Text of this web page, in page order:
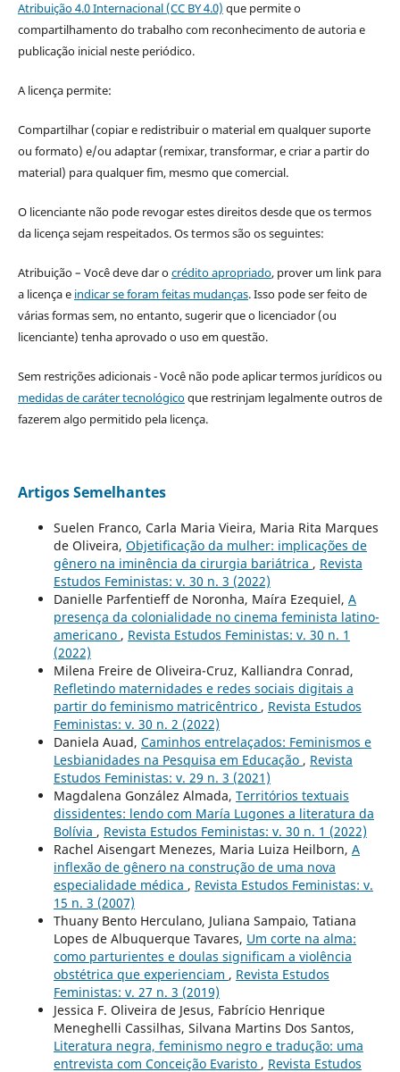
Atribuição 4.0 Internacional (CC BY 4.0) que permite o
compartilhamento do trabalho com reconhecimento de autoria e
publicação inicial neste periódico.
A licença permite:
Compartilhar (copiar e redistribuir o material em qualquer suporte
ou formato) e/ou adaptar (remixar, transformar, e criar a partir do
material) para qualquer fim, mesmo que comercial.
O licenciante não pode revogar estes direitos desde que os termos
da licença sejam respeitados. Os termos são os seguintes:
Atribuição – Você deve dar ocrédito apropriado, prover um link para
a licença e indicar se foram feitas mudanças. Isso pode ser feito de
várias formas sem, no entanto, sugerir que o licenciador (ou
licenciante) tenha aprovado o uso em questão.
Sem restrições adicionais - Você não pode aplicar termos jurídicos ou
medidas de caráter tecnológicoque restrinjam legalmente outros de
fazerem algo permitido pela licença.
Artigos Semelhantes
Suelen Franco, Carla Maria Vieira, Maria Rita Marques
de Oliveira, Objetificação da mulher: implicações de
gênero na iminência da cirurgia bariátrica , Revista
Estudos Feministas: v. 30 n. 3 (2022)
Danielle Parfentieff de Noronha, Maíra Ezequiel, A
presença da colonialidade no cinema feminista latino-
americano , Revista Estudos Feministas: v. 30 n. 1
(2022)
Milena Freire de Oliveira-Cruz, Kalliandra Conrad,
Refletindo maternidades e redes sociais digitais a
partir do feminismo matricêntrico , Revista Estudos
Feministas: v. 30 n. 2 (2022)
Daniela Auad, Caminhos entrelaçados: Feminismos e
Lesbianidades na Pesquisa em Educação , Revista
Estudos Feministas: v. 29 n. 3 (2021)
Magdalena González Almada, Territórios textuais
dissidentes: lendo com María Lugones a literatura da
Bolívia , Revista Estudos Feministas: v. 30 n. 1 (2022)
Rachel Aisengart Menezes, Maria Luiza Heilborn, A
inflexão de gênero na construção de uma nova
especialidade médica , Revista Estudos Feministas: v.
15 n. 3 (2007)
Thuany Bento Herculano, Juliana Sampaio, Tatiana
Lopes de Albuquerque Tavares, Um corte na alma:
como parturientes e doulas significam a violência
obstétrica que experienciam , Revista Estudos
Feministas: v. 27 n. 3 (2019)
Jessica F. Oliveira de Jesus, Fabrício Henrique
Meneghelli Cassilhas, Silvana Martins Dos Santos,
Literatura negra, feminismo negro e tradução: uma
entrevista com Conceição Evaristo , Revista Estudos